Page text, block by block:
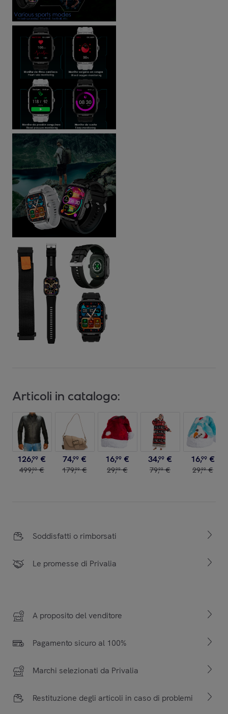
Articoli in catalogo:
126,99 €
499,00 €
74,99 €
179,99 €
16,99 €
29,99 €
34,99 €
79,99 €
16,99 €
29,99 €
Soddisfatti o rimborsati
Le promesse di Privalia
A proposito del venditore
Pagamento sicuro al 100%
Marchi selezionati da Privalia
Restituzione degli articoli in caso di problemi